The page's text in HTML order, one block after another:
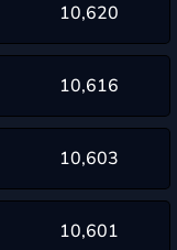
10,620
10,616
10,603
10,601